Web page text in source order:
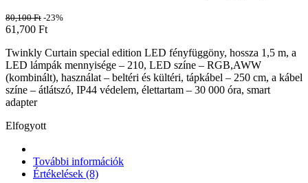
80,100Ft -23%
61,700 Ft
Twinkly Curtain special edition LED fényfüggöny, hossza 1,5 m, a
LED lámpák mennyisége – 210, LED színe – RGB,AWW
(kombinált), használat – beltéri és kültéri, tápkábel – 250 cm, a kábel
színe – átlátszó, IP44 védelem, élettartam – 30 000 óra, smart
adapter
Elfogyott
További információk
Értékelések (8)